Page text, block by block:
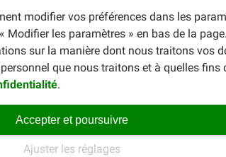
modifier vos préférences dans les
Modifier les paramètres » en bas de la
sur la manière dont nous traitons vos
que nous traitons et à quelles fins
.
Accepter et poursuivre
Ajuster les réglages29-03-2022